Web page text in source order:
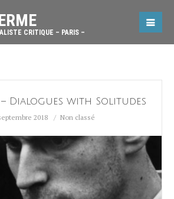
CRITIQUE – PARIS –
– Dialogues with Solitudes
2018 Non classé